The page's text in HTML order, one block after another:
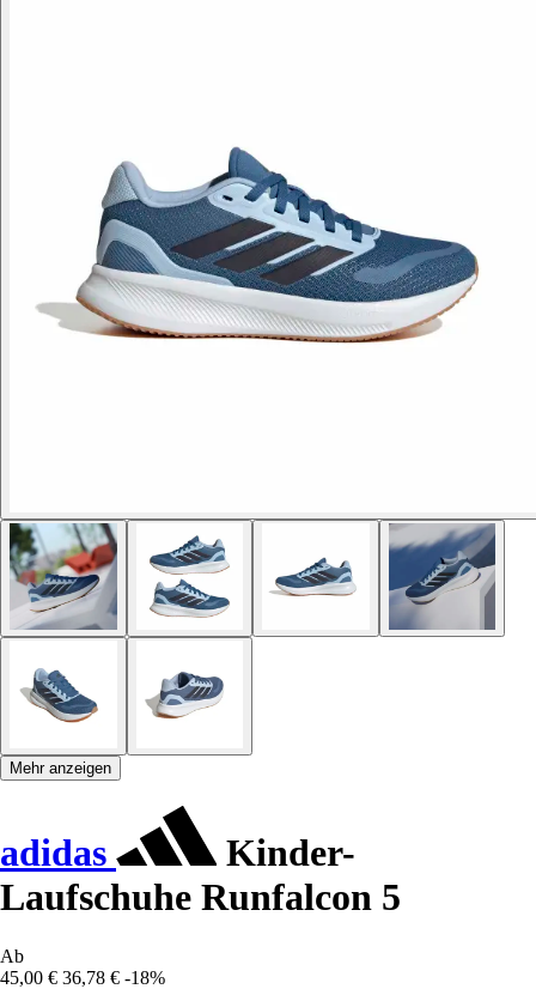
Mehr anzeigen
adidas
Kinder-
Laufschuhe Runfalcon 5
Ab
45,00 € 36,78 € -18%